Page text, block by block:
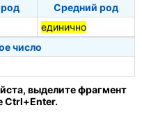
Средний род
единично
число
выделите фрагмент
Ctrl+Enter.